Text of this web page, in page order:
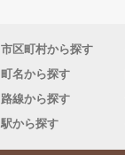
市区町村から探す
町名から探す
路線から探す
駅から探す